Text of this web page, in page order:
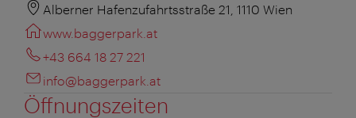
Alberner Hafenzufahrtsstraße 21, 1110 Wien
www.baggerpark.at
+43 664 18 27 221
info@baggerpark.at
Öffnungszeiten